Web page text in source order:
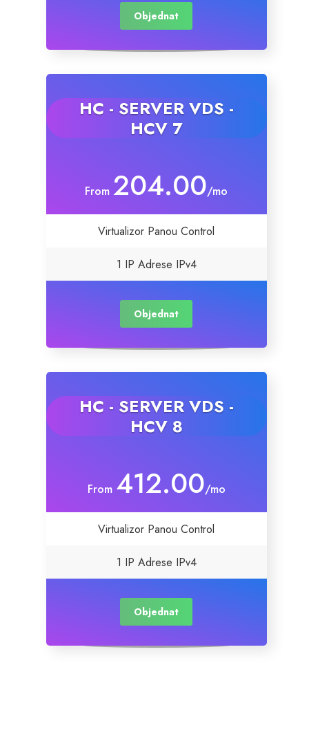
Objednat
HC - SERVER VDS -
HCV 7
From 204.00/mo
Virtualizor Panou Control
1 IP Adrese IPv4
Objednat
HC - SERVER VDS -
HCV 8
From 412.00/mo
Virtualizor Panou Control
1 IP Adrese IPv4
Objednat